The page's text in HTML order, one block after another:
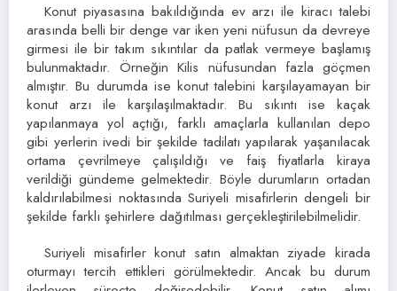
Konut piyasasına bakıldığında ev arzı ile kiracı talebi
arasında belli bir denge var iken yeni nüfusun da devreye
girmesi ile bir takım sıkıntılar da patlak vermeye başlamış
bulunmaktadır. Örneğin Kilis nüfusundan fazla göçmen
almıştır. Bu durumda ise konut talebini karşılayamayan bir
konut arzı ile karşılaşılmaktadır. Bu sıkıntı ise kaçak
yapılanmaya yol açtığı, farklı amaçlarla kullanılan depo
gibi yerlerin ivedi bir şekilde tadilatı yapılarak yaşanılacak
ortama çevrilmeye çalışıldığı ve faiş fiyatlarla kiraya
verildiği gündeme gelmektedir. Böyle durumların ortadan
kaldırılabilmesi noktasında Suriyeli misafirlerin dengeli bir
şekilde farklı şehirlere dağıtılması gerçekleştirilebilmelidir.
Suriyeli misafirler konut satın almaktan ziyade kirada
oturmayı tercih ettikleri görülmektedir. Ancak bu durum